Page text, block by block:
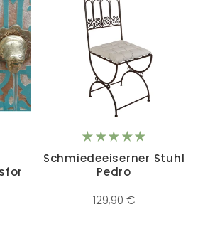
Schmiedeeiserner Stuhl
Pedro
129,90 €